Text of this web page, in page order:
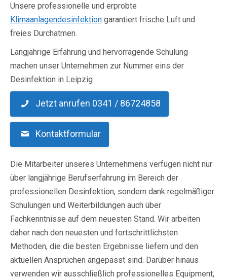
Unsere professionelle und erprobte
Klimaanlagendesinfektion garantiert frische Luft und
freies Durchatmen.
Langjährige Erfahrung und hervorragende Schulung
machen unser Unternehmen zur Nummer eins der
Desinfektion in Leipzig
Jetzt anrufen 0341 / 86724858
Kontaktformular
Die Mitarbeiter unseres Unternehmens verfügen nicht nur
über langjährige Berufserfahrung im Bereich der
professionellen Desinfektion, sondern dank regelmäßiger
Schulungen und Weiterbildungen auch über
Fachkenntnisse auf dem neuesten Stand. Wir arbeiten
daher nach den neuesten und fortschrittlichsten
Methoden, die die besten Ergebnisse liefern und den
aktuellen Ansprüchen angepasst sind. Darüber hinaus
verwenden wir ausschließlich professionelles Equipment,